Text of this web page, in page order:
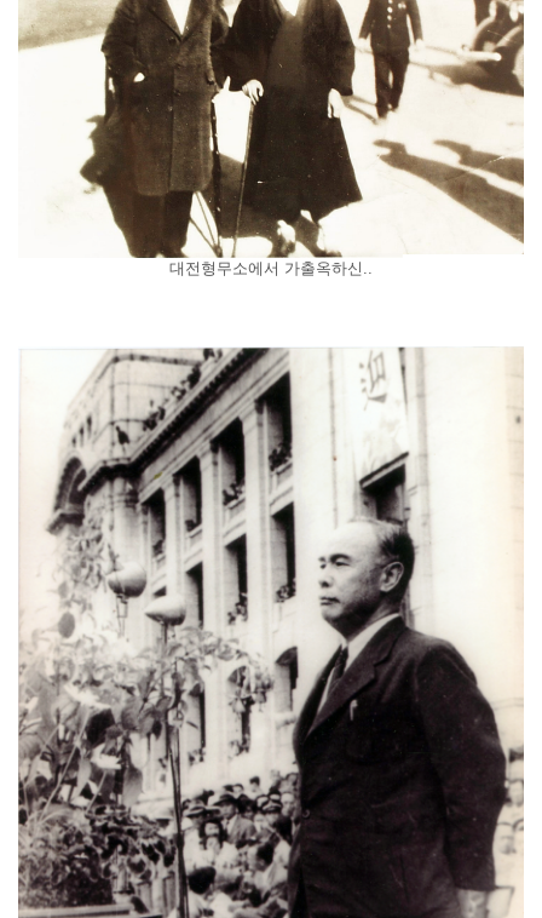
대전형무소에서 가출옥하신..